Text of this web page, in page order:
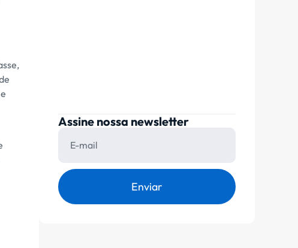
Assine nossa newsletter
Enviar